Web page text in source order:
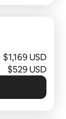
$1,169 USD
$529 USD